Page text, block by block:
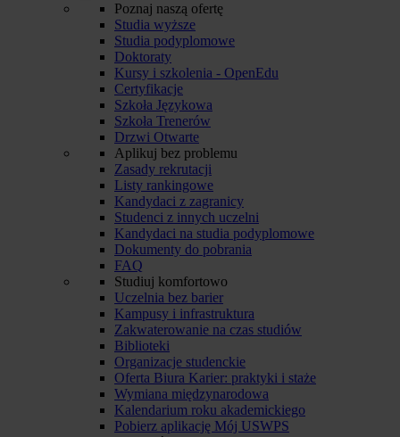
Poznaj naszą ofertę
Studia wyższe
Studia podyplomowe
Doktoraty
Kursy i szkolenia - OpenEdu
Certyfikacje
Szkoła Językowa
Szkoła Trenerów
Drzwi Otwarte
Aplikuj bez problemu
Zasady rekrutacji
Listy rankingowe
Kandydaci z zagranicy
Studenci z innych uczelni
Kandydaci na studia podyplomowe
Dokumenty do pobrania
FAQ
Studiuj komfortowo
Uczelnia bez barier
Kampusy i infrastruktura
Zakwaterowanie na czas studiów
Biblioteki
Organizacje studenckie
Oferta Biura Karier: praktyki i staże
Wymiana międzynarodowa
Kalendarium roku akademickiego
Pobierz aplikację Mój USWPS